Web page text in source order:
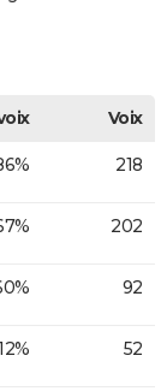
Voix
218
202
92
52